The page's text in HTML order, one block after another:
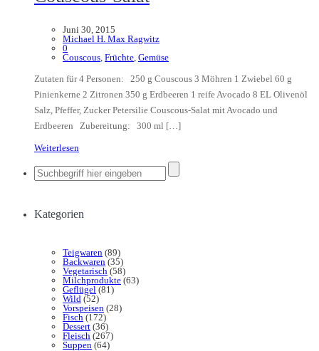
Juni 30, 2015
Michael H. Max Ragwitz
0
Couscous Früchte Gemüse
Zutaten für 4 Personen: 250 g Couscous 3 Möhren 1 Zwiebel 60 g
Pinienkerne 2 Zitronen 350 g Erdbeeren 1 reife Avocado 8 EL Olivenöl
Salz, Pfeffer, Zucker Petersilie Couscous-Salat mit Avocado und
Erdbeeren Zubereitung: 300 ml […]
Weiterlesen
Kategorien
Teigwaren (89)
Backwaren (35)
Vegetarisch (58)
Milchprodukte (63)
Geflügel (81)
Wild (52)
Vorspeisen (28)
Fisch (172)
Dessert (36)
Fleisch (267)
Suppen (64)